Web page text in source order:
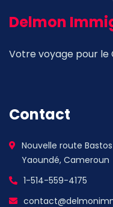
Delmon
Votre voyage pour
Contact
Nouvelle route Bastos
Yaoundé, Cameroun
1-514-559-4175